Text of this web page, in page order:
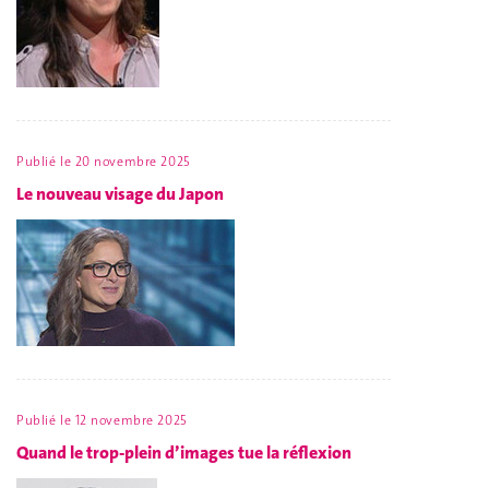
Publié le 20 novembre 2025
Le nouveau visage du Japon
Publié le 12 novembre 2025
Quand le trop-plein d’images tue la réflexion